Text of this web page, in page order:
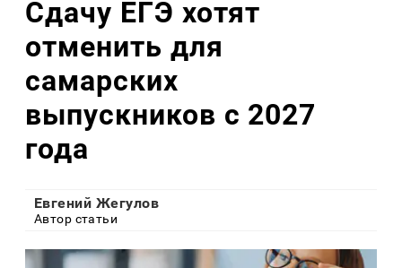
Сдачу ЕГЭ хотят
отменить для
самарских
выпускников с 2027
года
Евгений Жегулов
Автор статьи